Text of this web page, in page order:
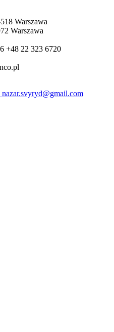
Warszawa
Warszawa
+48 22 323 6720